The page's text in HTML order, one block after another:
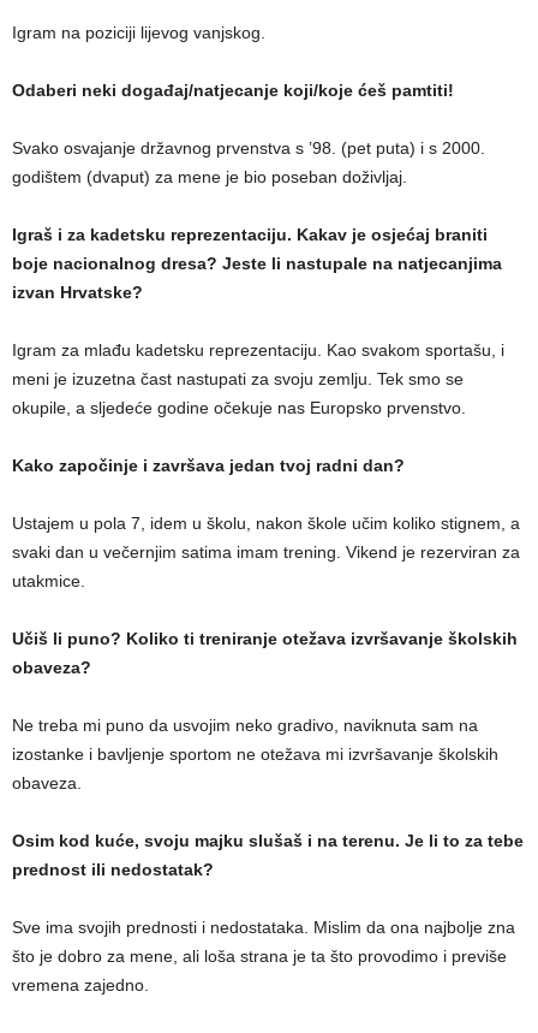
Igram na poziciji lijevog vanjskog.
Odaberi neki događaj/natjecanje koji/koje ćeš pamtiti!
Svako osvajanje državnog prvenstva s ’98. (pet puta) i s 2000.
godištem (dvaput) za mene je bio poseban doživljaj.
Igraš i za kadetsku reprezentaciju. Kakav je osjećaj braniti
boje nacionalnog dresa? Jeste li nastupale na natjecanjima
izvan Hrvatske?
Igram za mlađu kadetsku reprezentaciju. Kao svakom sportašu, i
meni je izuzetna čast nastupati za svoju zemlju. Tek smo se
okupile, a sljedeće godine očekuje nas Europsko prvenstvo.
Kako započinje i završava jedan tvoj radni dan?
Ustajem u pola 7, idem u školu, nakon škole učim koliko stignem, a
svaki dan u večernjim satima imam trening. Vikend je rezerviran za
utakmice.
Učiš li puno? Koliko ti treniranje otežava izvršavanje školskih
obaveza?
Ne treba mi puno da usvojim neko gradivo, naviknuta sam na
izostanke i bavljenje sportom ne otežava mi izvršavanje školskih
obaveza.
Osim kod kuće, svoju majku slušaš i na terenu. Je li to za tebe
prednost ili nedostatak?
Sve ima svojih prednosti i nedostataka. Mislim da ona najbolje zna
što je dobro za mene, ali loša strana je ta što provodimo i previše
vremena zajedno.